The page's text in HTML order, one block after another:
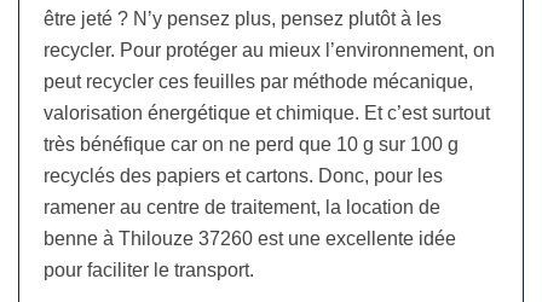
être jeté ? N’y pensez plus, pensez plutôt à les
recycler. Pour protéger au mieux l’environnement, on
peut recycler ces feuilles par méthode mécanique,
valorisation énergétique et chimique. Et c’est surtout
très bénéfique car on ne perd que 10 g sur 100 g
recyclés des papiers et cartons. Donc, pour les
ramener au centre de traitement, la location de
benne à Thilouze 37260 est une excellente idée
pour faciliter le transport.